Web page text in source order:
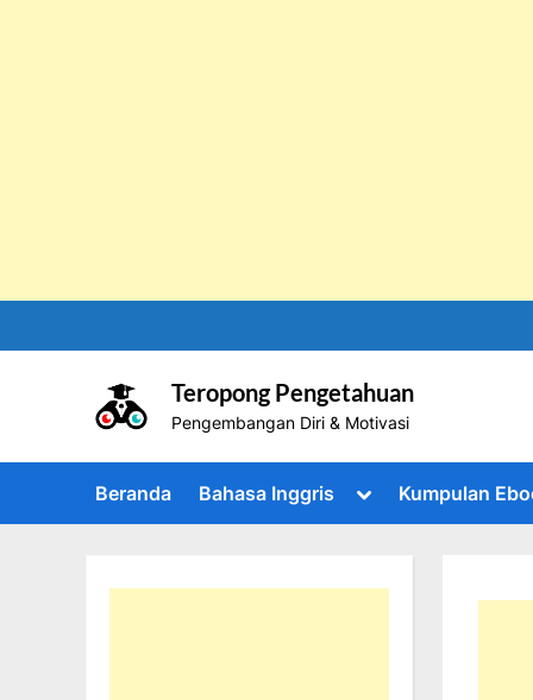
to
Teropong Pengetahuan
Pengembangan Diri & Motivasi
Beranda Bahasa Inggris
Toggle
menu
Kumpulan